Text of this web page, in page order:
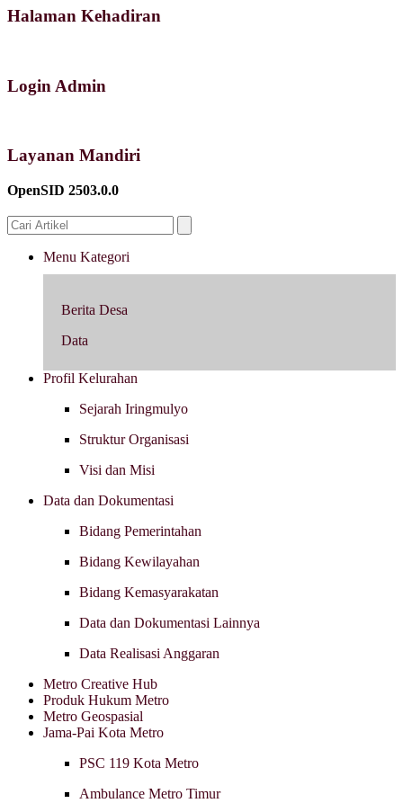
Halaman Kehadiran
Login Admin
Layanan Mandiri
OpenSID 2503.0.0
Menu Kategori
Berita Desa
Data
Profil Kelurahan
Sejarah Iringmulyo
Struktur Organisasi
Visi dan Misi
Data dan Dokumentasi
Bidang Pemerintahan
Bidang Kewilayahan
Bidang Kemasyarakatan
Data dan Dokumentasi Lainnya
Data Realisasi Anggaran
Metro Creative Hub
Produk Hukum Metro
Metro Geospasial
Jama-Pai Kota Metro
PSC 119 Kota Metro
Ambulance Metro Timur